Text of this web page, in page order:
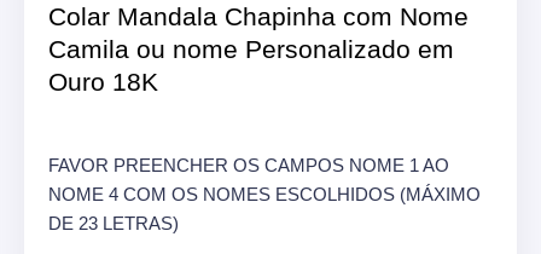
Colar Mandala Chapinha com Nome
Camila ou nome Personalizado em
Ouro 18K
FAVOR PREENCHER OS CAMPOS NOME 1 AO
NOME 4 COM OS NOMES ESCOLHIDOS (MÁXIMO
DE 23 LETRAS)